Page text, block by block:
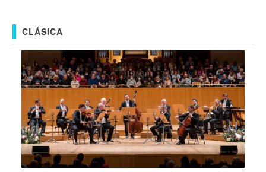
CLÁSICA